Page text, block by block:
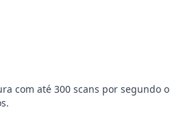
com até 300 scans por